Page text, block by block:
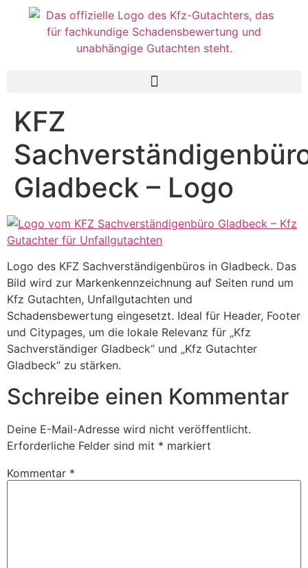
KFZ
Gladbeck – Logo
Logo des KFZ Sachverständigenbüros in Gladbeck. Das
Bild wird zur Markenkennzeichnung auf Seiten rund um
Kfz Gutachten, Unfallgutachten und
Schadensbewertung eingesetzt. Ideal für Header, Footer
und Citypages, um die lokale Relevanz für „Kfz
Sachverständiger Gladbeck“ und „Kfz Gutachter
Gladbeck“ zu stärken.
Schreibe einen Kommentar
Deine E-Mail-Adresse wird nicht veröffentlicht.
Erforderliche Felder sind mit * markiert
Kommentar *